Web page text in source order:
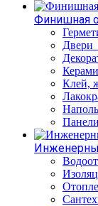
Финишная
Двери
Клей,